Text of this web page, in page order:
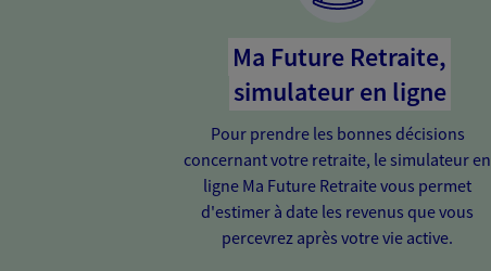
Ma Future Retraite,
simulateur en ligne
Pour prendre les bonnes décisions
concernant votre retraite, le simulateur en
ligne Ma Future Retraite vous permet
d'estimer à date les revenus que vous
percevrez après votre vie active.